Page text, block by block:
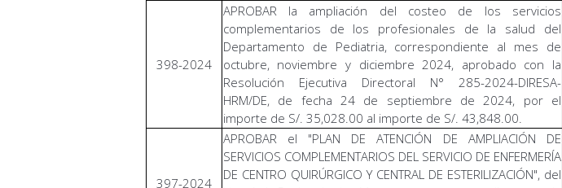
398-2024
APROBAR la ampliación del costeo de los servicios
complementarios de los profesionales de la salud del
Departamento de Pediatria, correspondiente al mes de
octubre, noviembre y diciembre 2024, aprobado con la
Resolución Ejecutiva Directoral N° 285-2024-DIRESA-
HRM/DE, de fecha 24 de septiembre de 2024, por el
importe de S/. 35,028.00 al importe de S/. 43,848.00.
397-2024
APROBAR el "PLAN DE ATENCIÓN DE AMPLIACIÓN DE
SERVICIOS COMPLEMENTARIOS DEL SERVICIO DE ENFERMERÍA
DE CENTRO QUIRÚRGICO Y CENTRAL DE ESTERILIZACIÓN", del